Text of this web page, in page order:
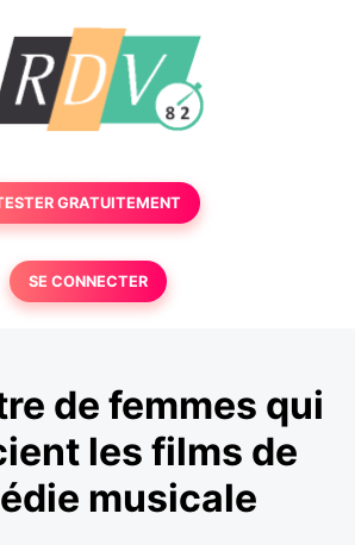
GRATUITEMENT
SE CONNECTER
de femmes qui
les films de
musicale